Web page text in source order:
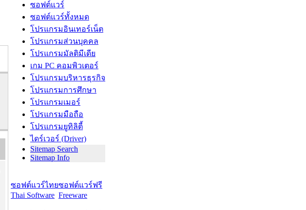
ซอฟต์แวร์
ซอฟต์แวร์ทั้งหมด
โปรแกรมอินเทอร์เน็ต
โปรแกรมส่วนบุคคล
โปรแกรมมัลติมีเดีย
เกม PC คอมพิวเตอร์
โปรแกรมบริหารธุรกิจ
โปรแกรมการศึกษา
โปรแกรมเมอร์
โปรแกรมมือถือ
โปรแกรมยูทิลิตี้
ไดร์เวอร์ (Driver)
Sitemap Search
Sitemap Info
ซอฟต์แวร์ไทย
Thai Software
ซอฟต์แวร์ฟรี
Freeware